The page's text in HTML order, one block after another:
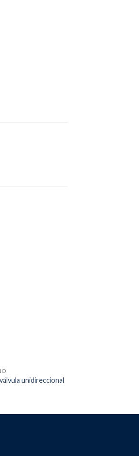
unidireccional